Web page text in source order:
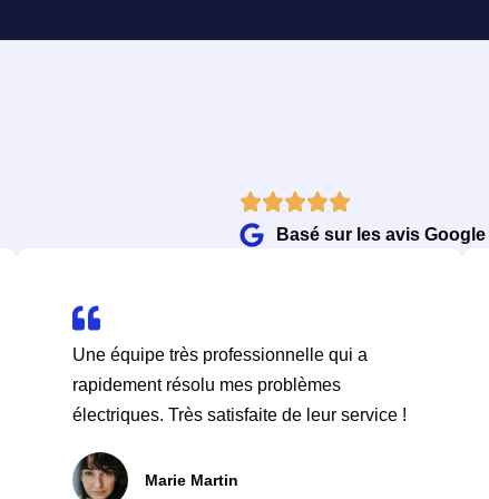
Basé sur les avis Google
Une équipe très professionnelle qui a
rapidement résolu mes problèmes
électriques. Très satisfaite de leur service !
Marie Martin